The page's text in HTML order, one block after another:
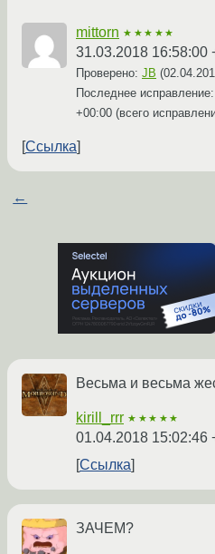
mittorn ★★★★★
31.03.2018 16:58:00
Проверено: JB (
Последнее
+00:00 (всего
Ссылка
←
Весьма и весьма
kirill_rrr ★★★★★
01.04.2018 15:02:46
Ссылка
ЗАЧЕМ?